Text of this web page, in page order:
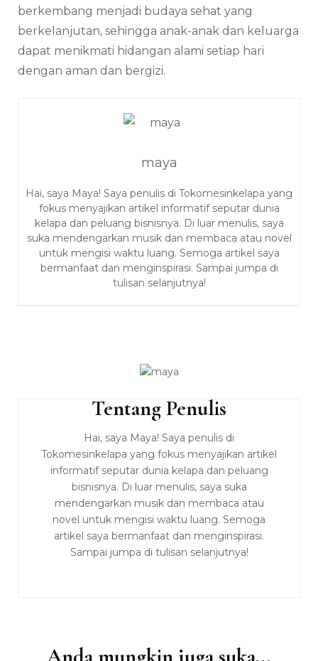
berkembang menjadi budaya sehat yang
berkelanjutan, sehingga anak-anak dan keluarga
dapat menikmati hidangan alami setiap hari
dengan aman dan bergizi.
maya
Hai, saya Maya! Saya penulis di Tokomesinkelapa yang
fokus menyajikan artikel informatif seputar dunia
kelapa dan peluang bisnisnya. Di luar menulis, saya
suka mendengarkan musik dan membaca atau novel
untuk mengisi waktu luang. Semoga artikel saya
bermanfaat dan menginspirasi. Sampai jumpa di
tulisan selanjutnya!
Tentang Penulis
Hai, saya Maya! Saya penulis di
Tokomesinkelapa yang fokus menyajikan artikel
informatif seputar dunia kelapa dan peluang
bisnisnya. Di luar menulis, saya suka
mendengarkan musik dan membaca atau
novel untuk mengisi waktu luang. Semoga
artikel saya bermanfaat dan menginspirasi.
Sampai jumpa di tulisan selanjutnya!